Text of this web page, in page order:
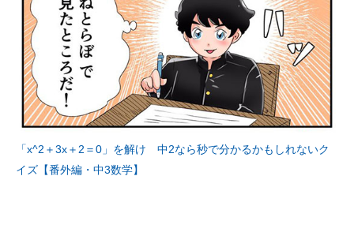
「x^2＋3x＋2＝0」を解け 中2なら秒で分かるかもしれないク
イズ【番外編・中3数学】